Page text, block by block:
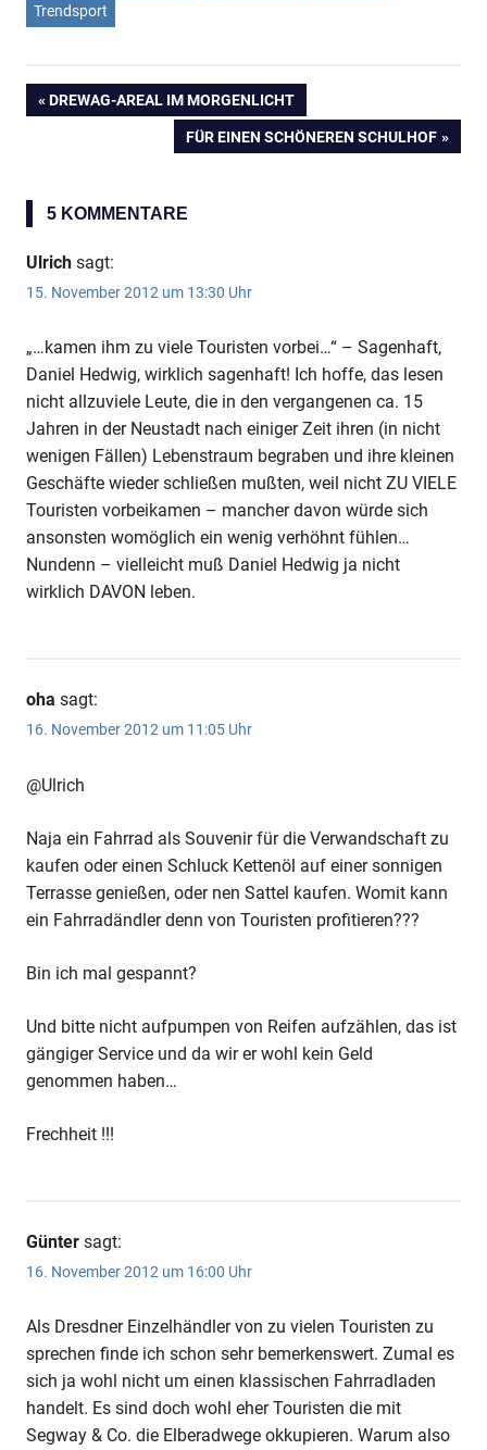
Anzeige
Trendsport
Beitragsnavigation
VORHERIGER
DREWAG-AREAL IM MORGENLICHT
NÄCHSTER
FÜR EINEN SCHÖNEREN SCHULHOF
5 KOMMENTARE
Ulrich sagt:
15. November 2012 um 13:30 Uhr
„…kamen ihm zu viele Touristen vorbei…“ – Sagenhaft,
Daniel Hedwig, wirklich sagenhaft! Ich hoffe, das lesen
nicht allzuviele Leute, die in den vergangenen ca. 15
Jahren in der Neustadt nach einiger Zeit ihren (in nicht
wenigen Fällen) Lebenstraum begraben und ihre kleinen
Geschäfte wieder schließen mußten, weil nicht ZU VIELE
Touristen vorbeikamen – mancher davon würde sich
ansonsten womöglich ein wenig verhöhnt fühlen…
Nundenn – vielleicht muß Daniel Hedwig ja nicht
wirklich DAVON leben.
oha sagt:
16. November 2012 um 11:05 Uhr
@Ulrich
Naja ein Fahrrad als Souvenir für die Verwandschaft zu
kaufen oder einen Schluck Kettenöl auf einer sonnigen
Terrasse genießen, oder nen Sattel kaufen. Womit kann
ein Fahrradändler denn von Touristen profitieren???
Bin ich mal gespannt?
Und bitte nicht aufpumpen von Reifen aufzählen, das ist
gängiger Service und da wir er wohl kein Geld
genommen haben…
Frechheit !!!
Günter sagt:
16. November 2012 um 16:00 Uhr
Als Dresdner Einzelhändler von zu vielen Touristen zu
sprechen finde ich schon sehr bemerkenswert. Zumal es
sich ja wohl nicht um einen klassischen Fahrradladen
handelt. Es sind doch wohl eher Touristen die mit
Segway & Co. die Elberadwege okkupieren. Warum also